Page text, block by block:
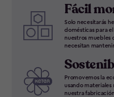
Fácil
Solo necesitarás
domésticas para
nuestros muebles
necesitan
Promovemos la
usando materiales
nuestra